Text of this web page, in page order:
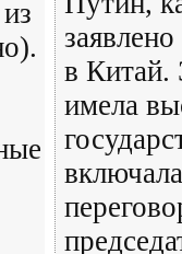
в Китай.
имела